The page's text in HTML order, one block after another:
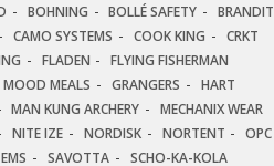
BOHNING BOLLÉ SAFETY
BRANDIT
CAMO SYSTEMS COOK KING
CRKT
FLADEN
FLYING FISHERMAN
MEALS GRANGERS
HART
MAN KUNG ARCHERY
MECHANIX WEAR
NITE IZE NORDISK NORTENT
OPC
SAVOTTA SCHO-KA-KOLA